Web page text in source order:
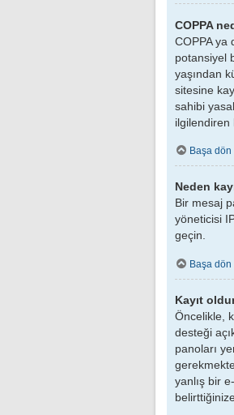
COPPA
COPPA ya
potansiyel
yaşından
sitesine
sahibi
ilgilendiren
Başa dön
Neden
Bir mesaj
yöneticisi
geçin.
Başa dön
Kayıt
Öncelikle,
desteği
panoları
yanlış bir